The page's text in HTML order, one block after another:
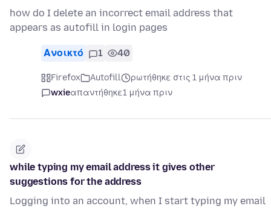
how do I delete an incorrect email address that
appears as autofill in login pages
Ανοικτό 1 40
Firefox Autofill
ρωτήθηκε στις 1 μήνα πριν
wxieαπαντήθηκε1 μήνα πριν
while typing my email address it gives other
suggestions for the address
Logging into an account, when I start typing my email